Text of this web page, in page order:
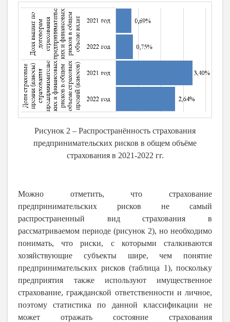
Рисунок 2 – Распространённость страхования
предпринимательских рисков в общем объёме
страхования в 2021-2022 гг.
Можно отметить, что страхование
предпринимательских рисков не самый
распространенный вид страхования в
рассматриваемом периоде (рисунок 2), но необходимо
понимать, что риски, с которыми сталкиваются
хозяйствующие субъекты шире, чем понятие
предпринимательских рисков (таблица 1), поскольку
предприятия также используют
имущественное
страхование, гражданской ответственности и личное,
поэтому статистика по данной классификации не
может отражать состояние страхования